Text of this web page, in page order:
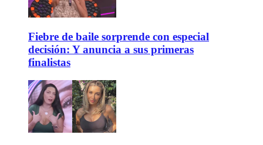
Fiebre de baile sorprende con especial
decisión: Y anuncia a sus primeras
finalistas